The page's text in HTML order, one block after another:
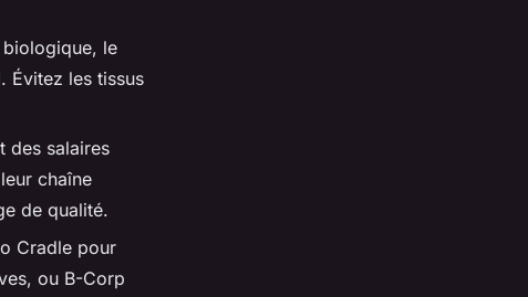
le
Évitez les tissus
des salaires
chaîne
de qualité.
Cradle pour
ou B-Corp